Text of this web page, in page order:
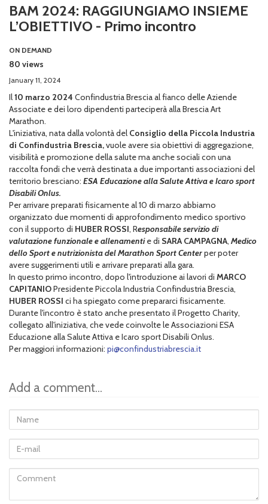
BAM 2024: RAGGIUNGIAMO INSIEME
L’OBIETTIVO - Primo incontro
ON DEMAND
80 views
January 11, 2024
Il10 marzo 2024 Confindustria Brescia al fianco delle Aziende
Associate e dei loro dipendenti parteciperà alla Brescia Art
Marathon.
L'iniziativa, nata dalla volontà del Consiglio della Piccola Industria
di Confindustria Brescia,vuole avere sia obiettivi di aggregazione,
visibilità e promozione della salute ma anche sociali con una
raccolta fondi che verrà destinata a due importanti associazioni del
territorio bresciano: ESA Educazione alla Salute Attiva e Icaro sport
Disabili Onlus.
Per arrivare preparati fisicamente al 10 di marzo abbiamo
organizzato due momenti di approfondimento medico sportivo
con il supporto di HUBER ROSSI, Responsabile servizio di
valutazione funzionale e allenamentie di SARA CAMPAGNA, Medico
dello Sport e nutrizionista del Marathon Sport Centerper poter
avere suggerimenti utili e arrivare preparati alla gara.
In questo primo incontro, dopo l'introduzione ai lavori di MARCO
CAPITANIOPresidente Piccola Industria Confindustria Brescia,
HUBER ROSSI ci ha spiegato come prepararci fisicamente.
Durante l'incontro è stato anche presentato il Progetto Charity,
collegato all'iniziativa, che vede coinvolte le Associazioni ESA
Educazione alla Salute Attiva e Icaro sport Disabili Onlus.
Per maggiori informazioni: pi@confindustriabrescia.it
Add a comment...
Name
mail
Comment